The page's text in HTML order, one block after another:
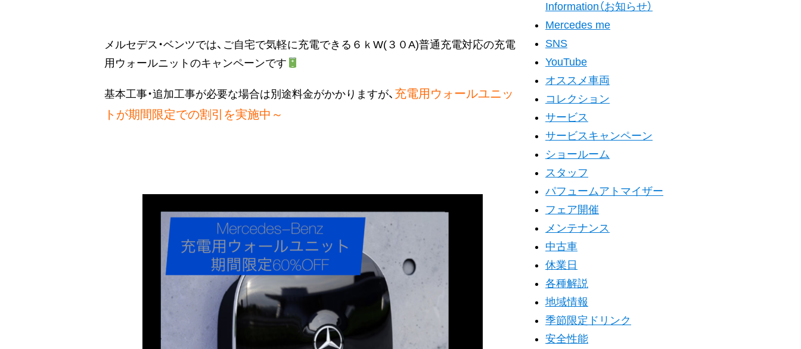
メルセデス・ベンツでは、ご自宅で気軽に充電できる６ｋW(３０A)普通充電対応の充電
用ウォールニットのキャンペーンです
基本工事・追加工事が必要な場合は別途料金がかかりますが、 充電用ウォールユニッ
トが期間限定での割引を実施中～
Information（お知らせ）
Mercedes me
SNS
YouTube
オススメ車両
コレクション
サービス
サービスキャンペーン
ショールーム
スタッフ
パフュームアトマイザー
フェア開催
メンテナンス
中古車
休業日
各種解説
地域情報
季節限定ドリンク
安全性能